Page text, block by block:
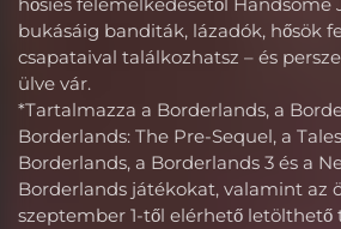
bukásáig banditák, lázadók, hősök
csapataival találkozhatsz – és
ülve vár.
*Tartalmazza a Borderlands, a
Borderlands: The Pre-Sequel, a
Borderlands, a Borderlands 3 és a
Borderlands játékokat, valamint az
szeptember 1-től elérhető